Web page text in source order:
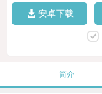
安卓下载
简介